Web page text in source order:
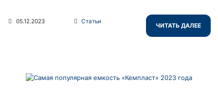
05.12.2023 Статьи
ЧИТАТЬ ДАЛЕЕ